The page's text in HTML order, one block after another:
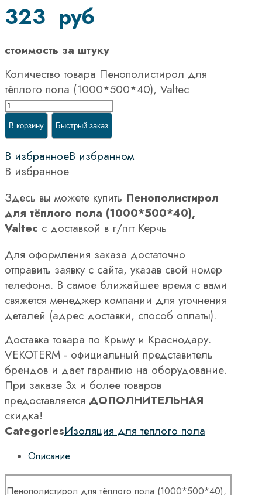
323 руб
стоимость за штуку
Количество товара Пенополистирол для
тёплого пола (1000*500*40), Valtec
В корзину Быстрый заказ
В избранноеВ избранном
В избранное
Здесь вы можете купить Пенополистирол
для тёплого пола (1000*500*40),
Valtec с доставкой в г/пгт Керчь
Для оформления заказа достаточно
отправить заявку с сайта, указав свой номер
телефона. В самое ближайшее время с вами
свяжется менеджер компании для уточнения
деталей (адрес доставки, способ оплаты).
Доставка товара по Крыму и Краснодару.
VEKOTERM - официальный представитель
брендов и дает гарантию на оборудование.
При заказе 3х и более товаров
предоставляется ДОПОЛНИТЕЛЬНАЯ
скидка!
CategoriesИзоляция для теплого пола
Описание
Пенополистирол для тёплого пола (1000*500*40),